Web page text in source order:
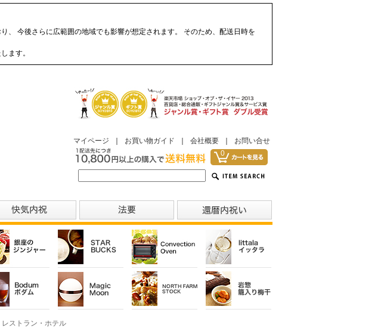
、 今後さらに広範囲の地域でも影響が想定されます。 そのため、配送日時を
ます。
お問い合せ
会社概要
お買い物ガイド
マイページ
0
レストラン・ホテル